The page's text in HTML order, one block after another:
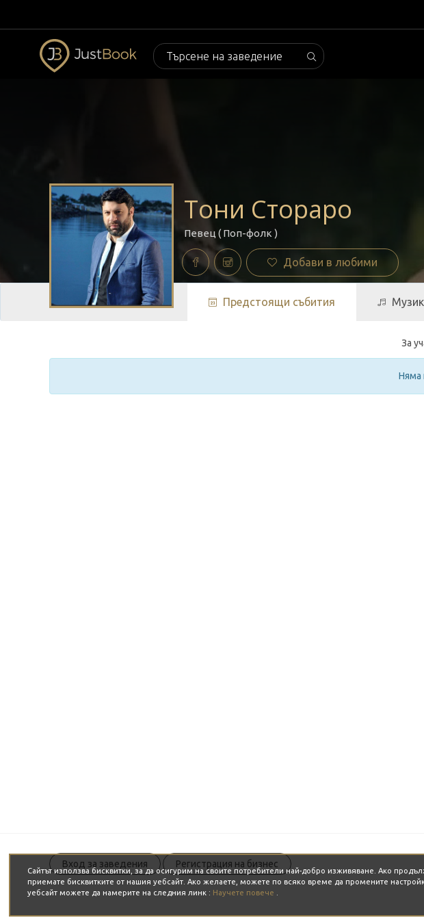
Тони Стораро
Певец ( Поп-фолк )
Добави в любими
Предстоящи събития
За
Няма
Вход за заведения Регистрация на бизнес
Сайтът използва бисквитки, за да осигурим на своите потребители най-добро изживяване. Ако
приемате бисквитките от нашия уебсайт. Ако желаете, можете по всяко време да промените
уебсайт можете да намерите на следния линк : Научете повече